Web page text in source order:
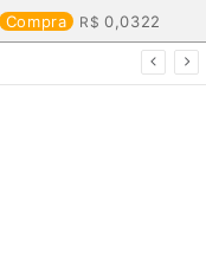
Compra 0,0322